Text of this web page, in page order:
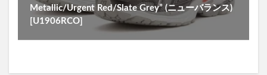
Metallic/Urgent Red/Slate Grey” (ニューバランス)
[U1906RCO]